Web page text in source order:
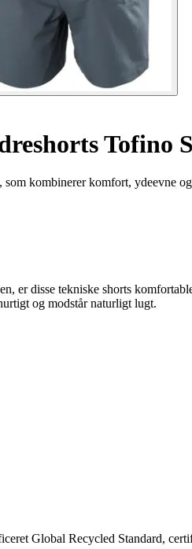
Tofino
kombinerer komfort, ydeevne
er disse tekniske shorts
og modstår naturligt lugt.
Global Recycled Standard,